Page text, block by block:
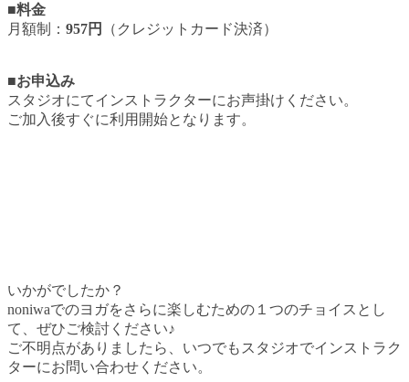
■料金
月額制： 957円 （クレジットカード決済）
■お申込み
スタジオにてインストラクターにお声掛けください。
ご加入後すぐに利用開始となります。
いかがでしたか？
noniwaでのヨガをさらに楽しむための１つのチョイスとし
て、ぜひご検討ください♪
ご不明点がありましたら、いつでもスタジオでインストラク
ターにお問い合わせください。